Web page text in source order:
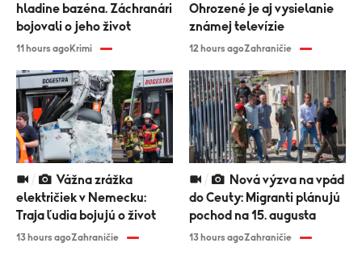
hladine bazéna. Záchranári
bojovali o jeho život
11 hours agoKrimi
Ohrozené je aj vysielanie
známej televízie
12 hours agoZahraničie
električiek v Nemecku:
Traja ľudia bojujú o život
13 hours agoZahraničie
do Ceuty: Migranti plánujú
pochod na 15. augusta
13 hours agoZahraničie